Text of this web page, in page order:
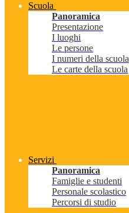
Scuola
Panoramica
Presentazione
I luoghi
Le persone
I numeri della scuola
Le carte della scuola
Servizi
Panoramica
Famiglie e studenti
Personale scolastico
Percorsi di studio